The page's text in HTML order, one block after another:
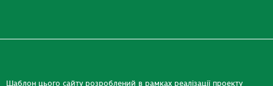
Шаблон цього сайту розроблений в рамках реалізації проекту